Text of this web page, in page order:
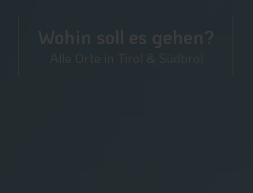
Wohin soll es gehen?
Alle Orte in Tirol & Südtirol